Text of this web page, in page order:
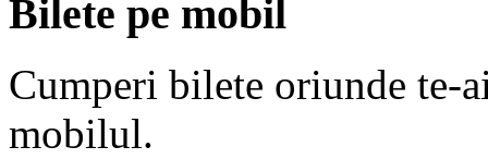
Bilete pe mobil
Cumperi bilete oriunde te-
mobilul.